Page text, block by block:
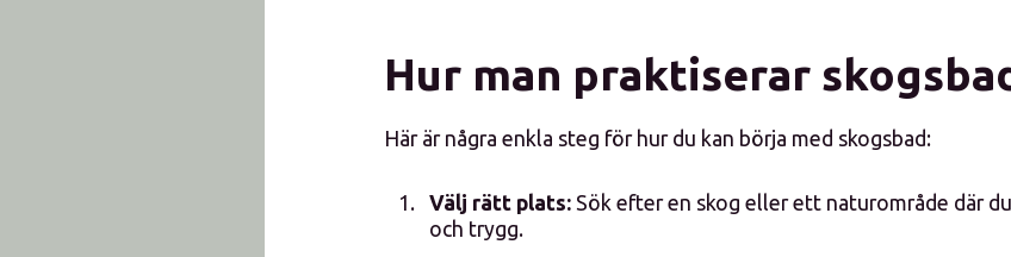
Hur man praktiserar
Här är några enkla steg för hur du kan börja med skogsbad:
Välj rätt plats: Sök efter en skog eller ett naturområde där
och trygg.